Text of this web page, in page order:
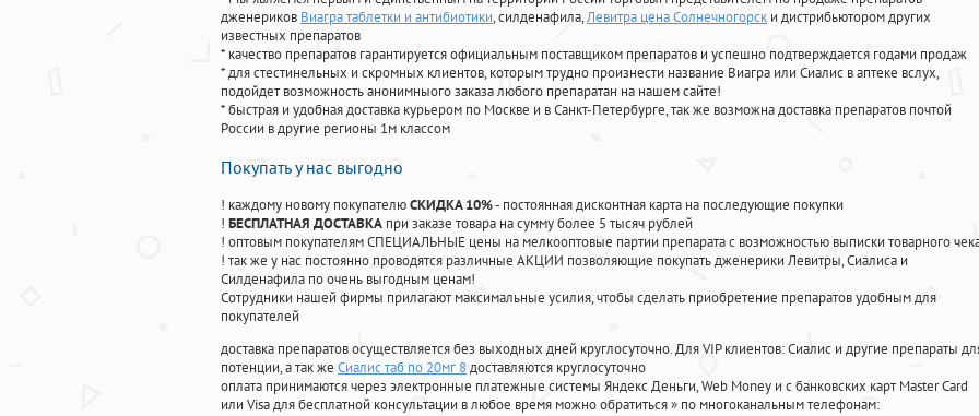
дженериков Виагра таблетки и антибиотики, силденафила,Левитра цена Солнечногорск и дистрибьютором других
известных препаратов
* качество препаратов гарантируется официальным поставщиком препаратов и успешно подтверждается годами продаж
* для стестинельных и скромных клиентов, которым трудно произнести название Виагра или Сиалис в аптеке вслух,
подойдет возможность анонимныого заказа любого препаратан на нашем сайте!
* быстрая и удобная доставка курьером по Москве и в Санкт-Петербурге, так же возможна доставка препаратов почтой
России в другие регионы 1м классом
Покупать у нас выгодно
! каждому новому покупателюСКИДКА 10%- постоянная дисконтная карта на последующие покупки
! БЕСПЛАТНАЯ ДОСТАВКА при заказе товара на сумму более 5 тысяч рублей
! оптовым покупателям СПЕЦИАЛЬНЫЕ цены на мелкооптовые партии препарата с возможностью выписки товарного
! так же у нас постоянно проводятся различные АКЦИИ позволяющие покупать дженерики Левитры, Сиалиса и
Силденафила по очень выгодным ценам!
Cотрудники нашей фирмы прилагают максимальные усилия, чтобы сделать приобретение препаратов удобным для
покупателей
доставка препаратов осуществляется без выходных дней круглосуточно. Для VIP клиентов: Сиалис и другие препараты
потенции, а так же Сиалис таб по 20мг 8доставляются круглосуточно
оплата принимаются через электронные платежные системы Яндекс Деньги, Web Money и с банковских карт Master Card
или Visa для бесплатной консультации в любое время можно обратиться» по многоканальным телефонам: